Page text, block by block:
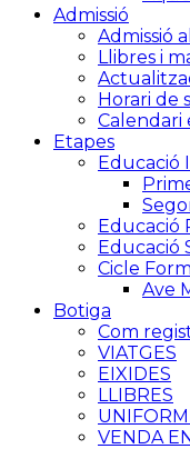
Admissió
Admissió
Llibres i
Horari de
Calendari
Etapes
Educació
Educació
Educació
Cicle
Ave
Botiga
Com
VIATGES
EIXIDES
LLIBRES
VENDA